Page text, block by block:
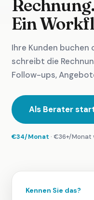
Rechnung.
Ein
Ihre Kunden buchen
schreibt die
Follow-ups,
Als Berater
€34/Monat · €36+/Monat
Kennen Sie das?